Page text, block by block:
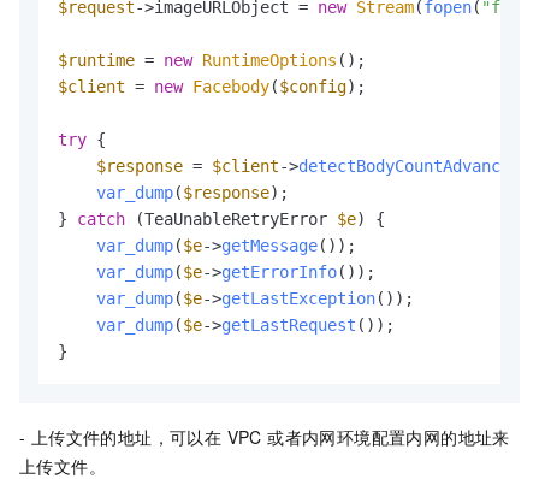
$request->imageURLObject = new Stream(fopen(
$runtime = new RuntimeOptions
$client = new Facebody($config);
try {
$response = $client->detectBodyCountAdvance
var_dump($response);
} catch (TeaUnableRetryError $e) {
var_dump($e->getMessage());
var_dump($e->getErrorInfo());
var_dump($e->getLastException());
var_dump($e->getLastRequest ());
}
- 上传文件的地址，可以在 VPC 或者内网环境配置内网的地址来
上传文件。